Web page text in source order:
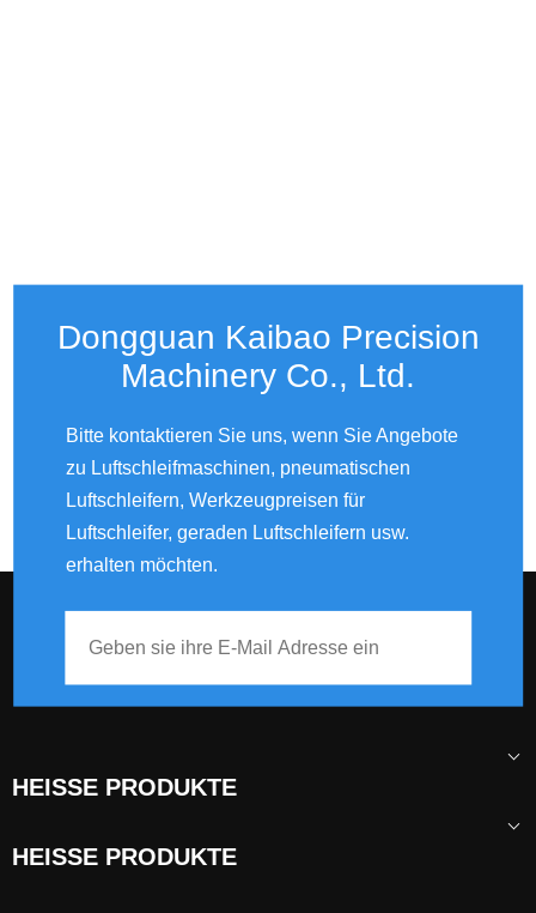
Dongguan Kaibao Precision
Machinery Co., Ltd.​​​​​​​
Bitte kontaktieren Sie uns, wenn Sie Angebote
zu Luftschleifmaschinen, pneumatischen
Luftschleifern, Werkzeugpreisen für
Luftschleifer, geraden Luftschleifern usw.
erhalten möchten.
HEISSE PRODUKTE
HEISSE PRODUKTE